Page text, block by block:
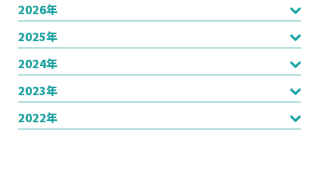
2026年
2025年
2024年
2023年
2022年